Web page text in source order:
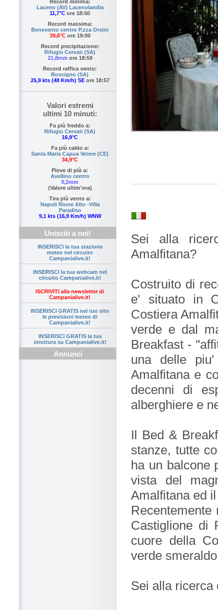
Record minima:
Laceno (AV) Lacenolandia
11,7°C ore 18:50
Record massima:
Benevento centro P.zza Orsini
39,6°Core 19:00
Record precipitazione:
Rifugio Cervati (SA)
21,8mm ore 18:59
Record raffica vento:
Roscigno (SA)
25,9 kts (48 Km/h) SEore 18:57
Valori estremi
ultimi 10 minuti:
Fa più freddo a:
Rifugio Cervati (SA)
16,9°C
Fa più caldo a:
Santa Maria Capua Vetere (CE)
34,9°C
Piove di più a:
Avellino centro
0,2mm
(Valore ultim'ora)
Tira più vento a:
Napoli Rione Alto -Villa
Paradiso
9,1 kts (16,9 Km/h) WNW
Unisciti a noi!
INSERISCI la tua stazione
meteo nel circuito
Campanialive.it!
INSERISCI la tua webcam nel
circuito Campanialive.it!
ISCRIVITI alla newsletter di
Campanialive.it!
INSERISCI GRATIS nel tuo sito
le previsioni meteo di
Campanialive.it!
INSERISCI GRATIS la tua
struttura su Campanialive.it!
Annunci
Sei alla
Amalfitana?
Costruito di
e' situato in
Costiera
verde e dal
Breakfast -
una delle piu'
Amalfitana e
decenni di
alberghiere e
Il Bed &
stanze, tutte
ha un balcone
vista del
Amalfitana ed
Castiglione di
cuore della
verde
Sei alla ricerca